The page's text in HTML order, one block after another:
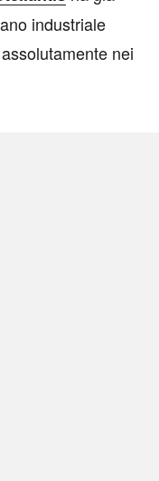
industriale
nei